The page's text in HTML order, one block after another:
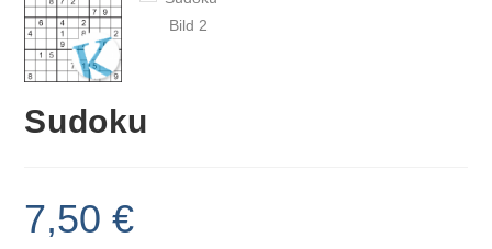
Sudoku
7,50€